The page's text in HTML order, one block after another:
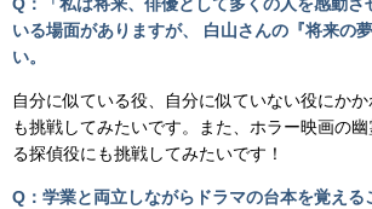
Q：「私は将来、俳優として多くの人を感動さ
いる場面がありますが、 白山さんの『将来の
い。
自分に似ている役、自分に似ていない役にか
も挑戦してみたいです。また、ホラー映画の
る探偵役にも挑戦してみたいです！
Q：学業と両立しながらドラマの台本を覚える